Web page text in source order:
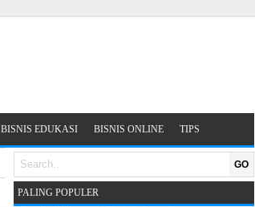
BISNIS EDUKASI BISNIS ONLINE TIPS
GO
PALING POPULER